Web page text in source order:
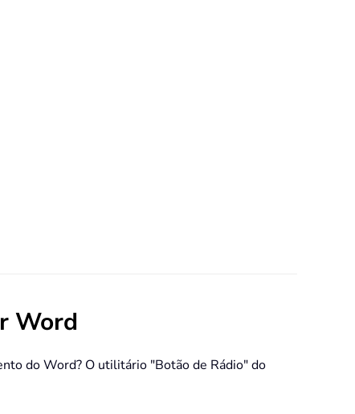
Word
do Word? O utilitário "Botão de Rádio" do